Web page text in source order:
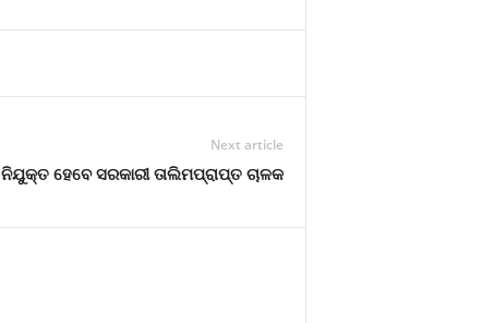
Next article
ନିଯୁକ୍ତ ହେବେ ସରକାରୀ ତାଲିମପ୍ରାପ୍ତ ଚାଳକ